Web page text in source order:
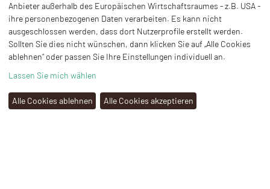
KONTAKT
AGB
DOWNLOADS
DATENSCHUTZERKLÄRUNG
COOKIE-EINSTELLUNGEN
Anbieter außerhalb des Europäischen Wirtschaftsraumes - z.B. USA -
ihre personenbezogenen Daten verarbeiten. Es kann nicht
ausgeschlossen werden, dass dort Nutzerprofile erstellt werden.
Sollten Sie dies nicht wünschen, dann klicken Sie auf „Alle Cookies
ablehnen“ oder passen Sie Ihre Einstellungen individuell an.
Lassen Sie mich wählen
Alle Cookies ablehnen Alle Cookies akzeptieren